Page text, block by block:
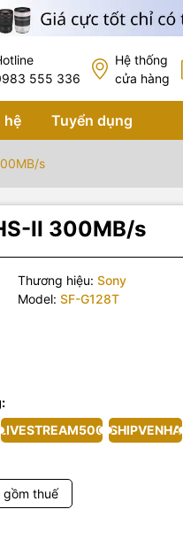
555 336
Hệ thống
cửa hàng
hệ Tuyển dụng
s
II 300MB/s
Thương hiệu: Sony
Model: SF-G128T
LIVESTREAM500 SHIPVENHA
gồm thuế